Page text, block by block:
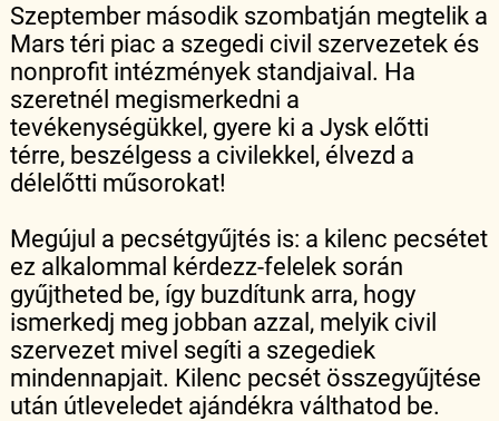
Szeptember második szombatján megtelik a
Mars téri piac a szegedi civil szervezetek és
nonprofit intézmények standjaival. Ha
szeretnél megismerkedni a
tevékenységükkel, gyere ki a Jysk előtti
térre, beszélgess a civilekkel, élvezd a
délelőtti műsorokat!
Megújul a pecsétgyűjtés is: a kilenc pecsétet
ez alkalommal kérdezz-felelek során
gyűjtheted be, így buzdítunk arra, hogy
ismerkedj meg jobban azzal, melyik civil
szervezet mivel segíti a szegediek
mindennapjait. Kilenc pecsét összegyűjtése
után útleveledet ajándékra válthatod be.